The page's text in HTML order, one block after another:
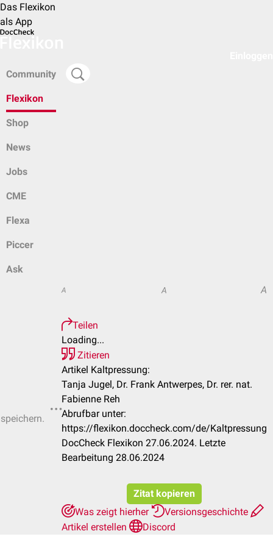
Das Flexikon
als App
Community
Flexikon
Shop
News
Jobs
CME
Flexa
Piccer
Ask
A A A
Teilen
Loading...
Zitieren
Artikel Kaltpressung:
Tanja Jugel, Dr. Frank Antwerpes, Dr. rer. nat.
Fabienne Reh
Abrufbar unter:
https://flexikon.doccheck.com/de/Kaltpressung
DocCheck Flexikon 27.06.2024. Letzte
Bearbeitung 28.06.2024
Zitat kopieren
Was zeigt hierher
Versionsgeschichte
Artikel erstellen
Discord